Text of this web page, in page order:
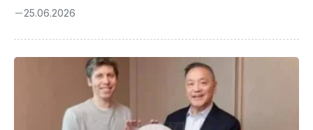
takluk 0-3 dari raksasa sepak bola dunia, Brasil, dalam laga
pukulan telak yang membuat peluang mereka untuk melaju
ke ajang empat tahunan tersebut kini berada di ambang
kehancuran. Para penggemar Skotlandia di seluruh dunia
sontak merasakan kekecewaan ...
25.06.2026